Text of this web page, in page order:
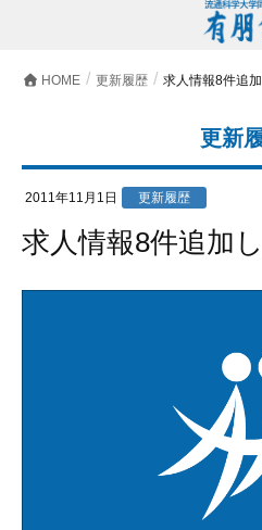
HOME 更新履歴 求人情報8件追
更新
2011年11月1日 更新履歴
求人情報8件追加